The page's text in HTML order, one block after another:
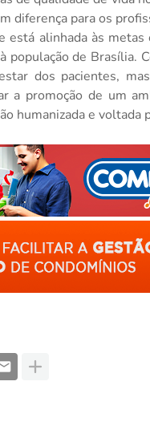
diferença para os
está alinhada às
de Brasília.
dos pacientes,
a promoção de um
humanizada e voltada